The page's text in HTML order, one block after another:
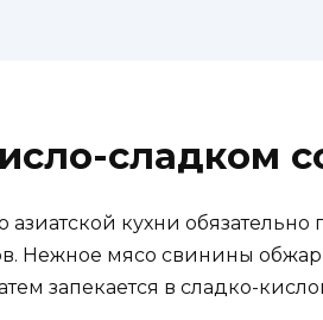
сладком
азиатской кухни
Нежное мясо свинины
запекается в сладко-